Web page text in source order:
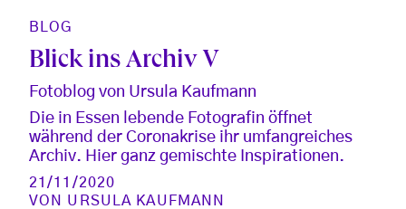
BLOG
Blick ins Archiv V
Fotoblog von Ursula Kaufmann
Die in Essen lebende Fotografin öffnet
während der Coronakrise ihr umfangreiches
Archiv. Hier ganz gemischte Inspirationen.
21/11/2020
VON URSULA KAUFMANN